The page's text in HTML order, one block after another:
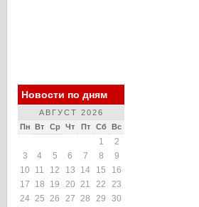
Новости по дням
АВГУСТ 2026
Пн Вт Ср Чт Пт Сб Вс
1
2
3
4 5 6 7 8
9
10
11 12 13 14 15
16
17
18 19 20 21 22
23
24 25 26 27 28 29
30